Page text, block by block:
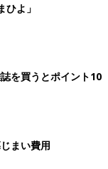
栄養を気にしすぎ
べられるときに食
りでも食べやす
紹介します。
どん【妊婦ご
するのもおすすめ
が苦手でも作れ
よ」
を買うとポイント10
まい費用